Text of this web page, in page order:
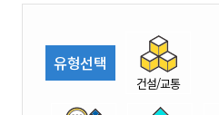
시
유형선택
건설/교통